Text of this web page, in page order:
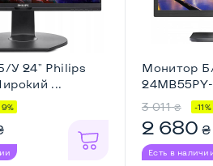
У 24" Philips
...
Монитор
3 011 ₴ -11%
2 680 ₴
Есть в